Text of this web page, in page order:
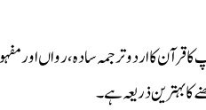
کا قرآن کا اردو ترجمہ سادہ، رواں
کا بہترین ذریعہ ہے۔